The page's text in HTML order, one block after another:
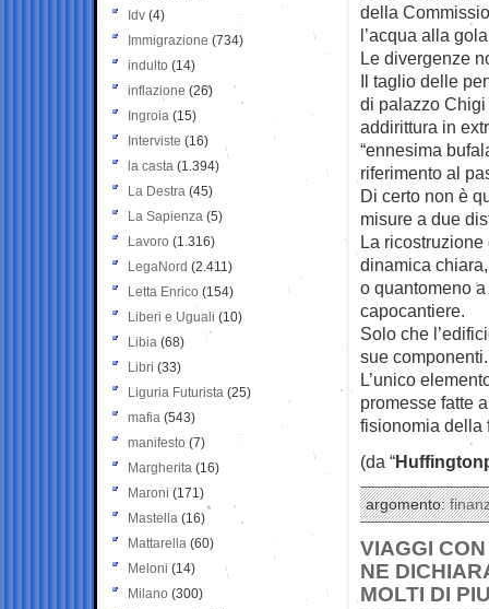
della
l’acqua alla
Le divergenze
Il taglio delle
di palazzo Chigi
addirittura in
“ennesima
riferimento al
Di certo non è
misure a due
La ricostruzione
dinamica
o quantomeno
capocantiere.
Solo che
sue
L’unico
promesse fatte
fisionomia della
(da “
argomento:
VIAGGI
NE
MOLTI DI
Idv (4)
Immigrazione (734)
indulto (14)
inflazione (26)
Ingroia (15)
Interviste (16)
la casta (1.394)
La Destra (45)
La Sapienza (5)
Lavoro (1.316)
LegaNord (2.411)
Letta Enrico (154)
Liberi e Uguali (10)
Libia (68)
Libri (33)
Liguria Futurista (25)
mafia (543)
manifesto (7)
Margherita (16)
Maroni (171)
Mastella (16)
Mattarella (60)
Meloni (14)
Milano (300)